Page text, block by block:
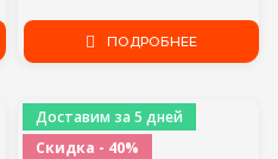
двухкамерный для дома и
кухни Основной прибор
Indesit DS 4160 W
ПОДРОБНЕЕ
Доставим за 5 дней
Скидка - 40%